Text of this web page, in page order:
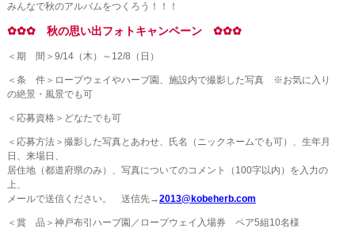
みんなで秋のアルバムをつくろう！！！
✿✿✿ 秋の思い出フォトキャンペーン ✿✿✿
＜期 間＞9/14（木）～12/8（日）
＜条 件＞ロープウェイやハーブ園、施設内で撮影した写真 ※お気に入り
の絶景・風景でも可
＜応募資格＞どなたでも可
＜応募方法＞撮影した写真とあわせ、氏名（ニックネームでも可）、生年月
日、来場日、
居住地（都道府県のみ）、写真についてのコメント（100字以内）を入力の
上、
メールで送信ください。 送信先→2013@kobeherb.com
＜賞 品＞神戸布引ハーブ園／ロープウェイ入場券 ペア5組10名様